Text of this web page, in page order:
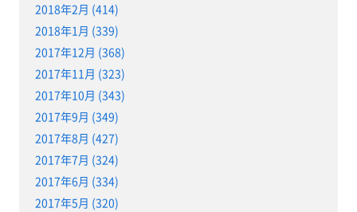
2018年2月 (414)
2018年1月 (339)
2017年12月 (368)
2017年11月 (323)
2017年10月 (343)
2017年9月 (349)
2017年8月 (427)
2017年7月 (324)
2017年6月 (334)
2017年5月 (320)